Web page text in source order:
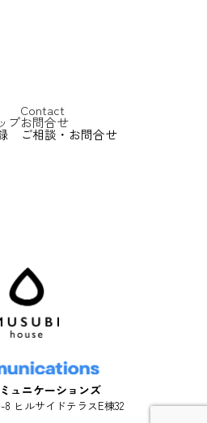
プ
Contact
お問合せ
ご相談・お問合せ
ュニケーションズ
ヒルサイドテラスE棟32